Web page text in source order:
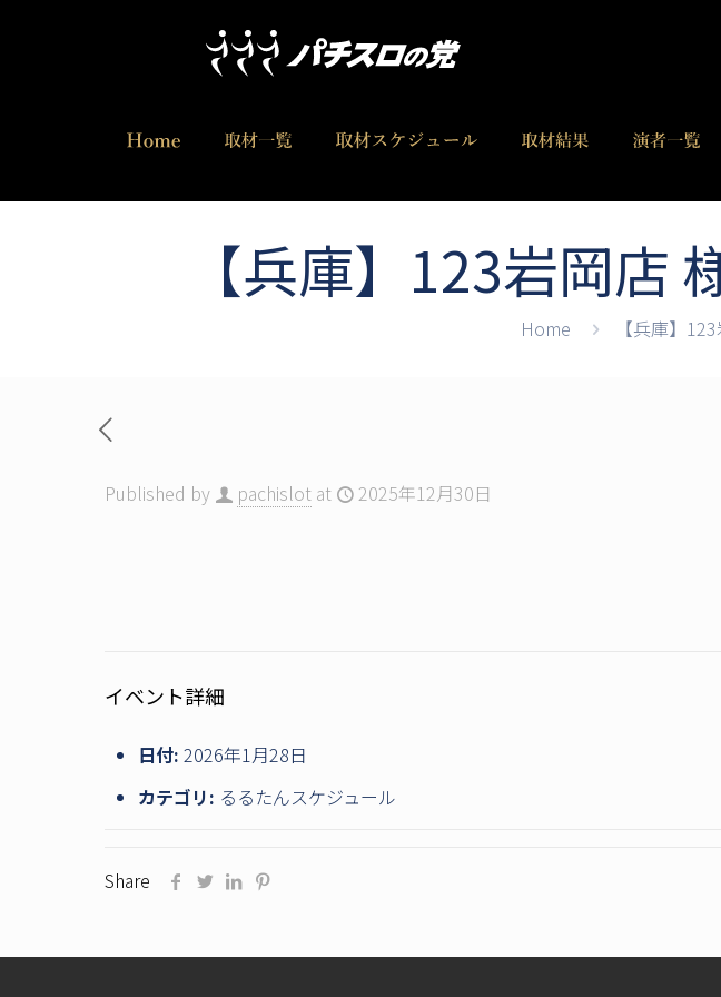
【兵庫】123岩岡店
Home 【兵庫】
Published by pachislot at 2025年12月30日
イベント詳細
日付: 2026年1月28日
カテゴリ: るるたんスケジュール
Share